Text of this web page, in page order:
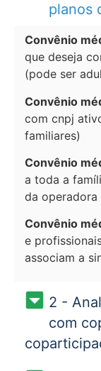
planos
Convênio
que deseja
(pode ser
Convênio
com cnpj
familiares)
Convênio
a toda a
da
Convênio
e
associam a
2 -
com